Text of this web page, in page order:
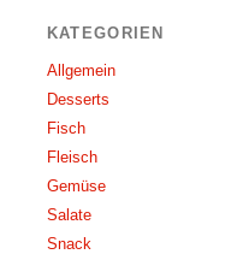
KATEGORIEN
Allgemein
Desserts
Fisch
Fleisch
Gemüse
Salate
Snack